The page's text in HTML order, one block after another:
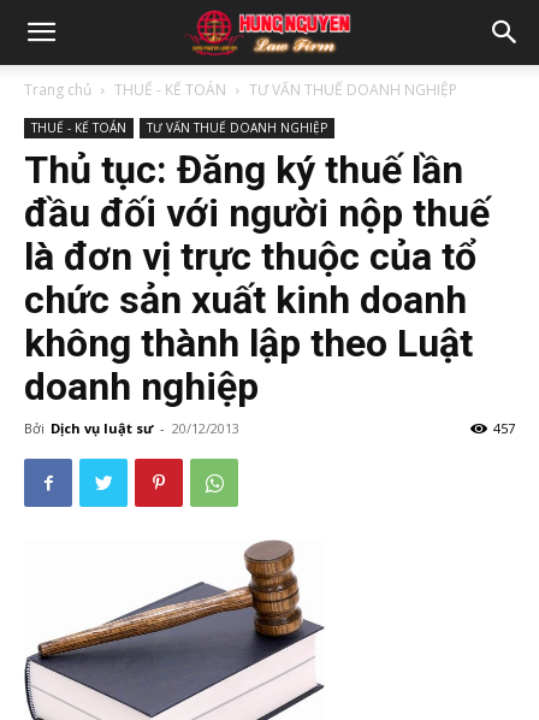
Trang chủ THUẾ - KẾ TOÁN TƯ VẤN THUẾ DOANH NGHIỆP
THUẾ - KẾ TOÁN TƯ VẤN THUẾ DOANH NGHIỆP
Thủ tục: Đăng ký thuế lần
đầu đối với người nộp thuế
là đơn vị trực thuộc của tổ
chức sản xuất kinh doanh
không thành lập theo Luật
doanh nghiệp
Bởi Dịch vụ luật sư - 20/12/2013 457